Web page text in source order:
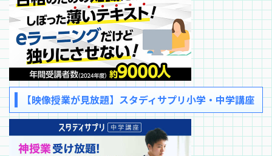
【映像授業が見放題】スタディサプリ小学・中学講座